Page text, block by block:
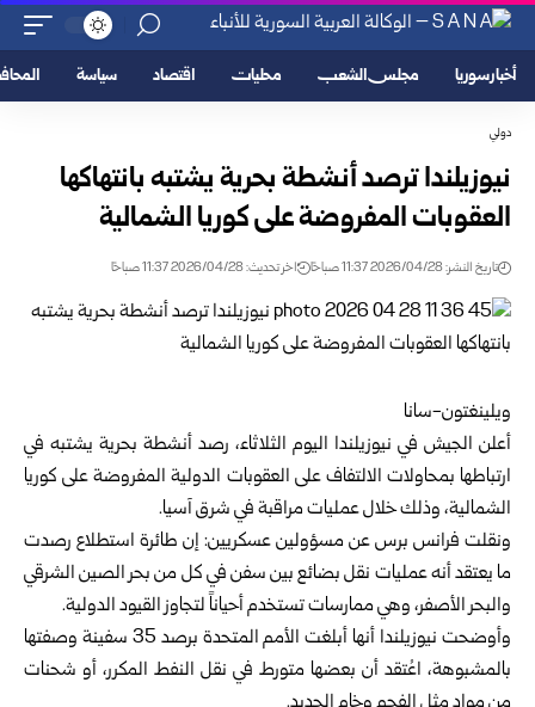
أخبار سوريا مجلس الشعب محليات اقتصاد سياسة
دولي
نيوزيلندا ترصد أنشطة بحرية يشتبه بانتهاكها
العقوبات المفروضة على كوريا الشمالية
تاريخ النشر: 2026/04/28 11:37 صباحًا اخر تحديث: 2026/04/28 11:37 صباحًا
ويلينغتون-سانا
أعلن الجيش في نيوزيلندا اليوم الثلاثاء، رصد أنشطة بحرية يشتبه في
ارتباطها بمحاولات الالتفاف على العقوبات الدولية المفروضة على كوريا
الشمالية، وذلك خلال عمليات مراقبة في شرق آسيا.
ونقلت فرانس برس عن مسؤولين عسكريين: إن طائرة استطلاع رصدت
ما يعتقد أنه عمليات نقل بضائع بين سفن في كل من بحر الصين الشرقي
والبحر الأصفر، وهي ممارسات تستخدم أحياناً لتجاوز القيود الدولية.
وأوضحت نيوزيلندا أنها أبلغت الأمم المتحدة برصد 35 سفينة وصفتها
بالمشبوهة، اعُتقد أن بعضها متورط في نقل النفط المكرر، أو شحنات